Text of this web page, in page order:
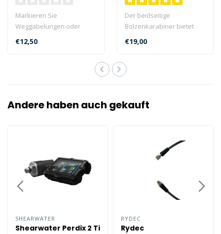
Markieren Sie
Weggabelungen oder
'jumps' auf Ihren
Tauchgängen mit diesen
€12,50
Der beidseitige
Bolzenkarabiner bietet
Ihnen viele nützliche
Befestigungsmögli..
€19,00
Andere haben auch gekauft
SHEARWATER
Shearwater Perdix 2 Ti
RYDEC
Rydec